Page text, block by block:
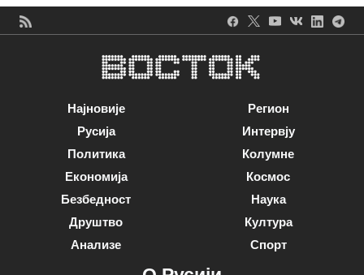
Најновије
Русија
Политика
Економија
Безбедност
Друштво
Анализе
Регион
Интервју
Колумне
Космос
Наука
Култура
Спорт